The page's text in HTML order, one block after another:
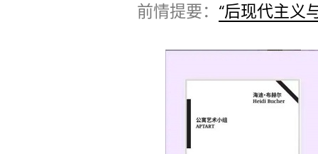
前情提要： “后现代主义